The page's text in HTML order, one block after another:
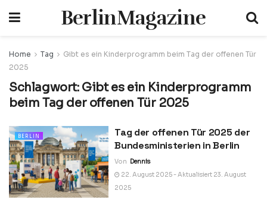
BerlinMagazine
Home Tag
Gibt es ein Kinderprogramm beim Tag der offenen Tür
2025
Schlagwort: Gibt es ein Kinderprogramm
beim Tag der offenen Tür 2025
BERLIN
Tag der offenen Tür 2025 der
Bundesministerien in Berlin
Von Dennis
22. August 2025 - Aktualisiert 23. August
2025